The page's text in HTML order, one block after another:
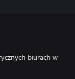
biurach w